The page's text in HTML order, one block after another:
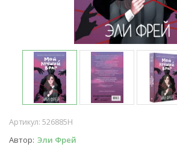
Артикул: 526885Н
Автор Эли Фрей